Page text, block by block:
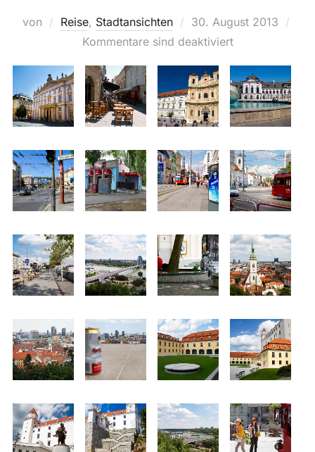
von Reise, Stadtansichten
Veröffentlicht
am
30. August 2013
Kommentare sind deaktiviert